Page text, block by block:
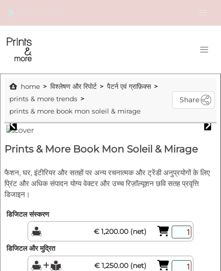
home विश्लेषण और रिपोर्ट
पैटर्न एवं ग्राफ़िक्स
prints & more trends
prints & more book mon soleil & mirage
Share
Prints & More Book Mon Soleil & Mirage
फैशन, घर, इंटीरियर और सतहों पर अन्य रचनात्मक और ट्रेंडी अनुप्रयोगों के लिए
प्रिंट और अधिक संपादन योग्य वेक्टर और उच्च रिज़ॉल्यूशन छवि सतह प्रवृत्ति
डिजाइन।
डिजिटल संस्करण
€ 1,200.00 (net)
डिजिटल और मुद्रित
€ 1,250.00 (net)